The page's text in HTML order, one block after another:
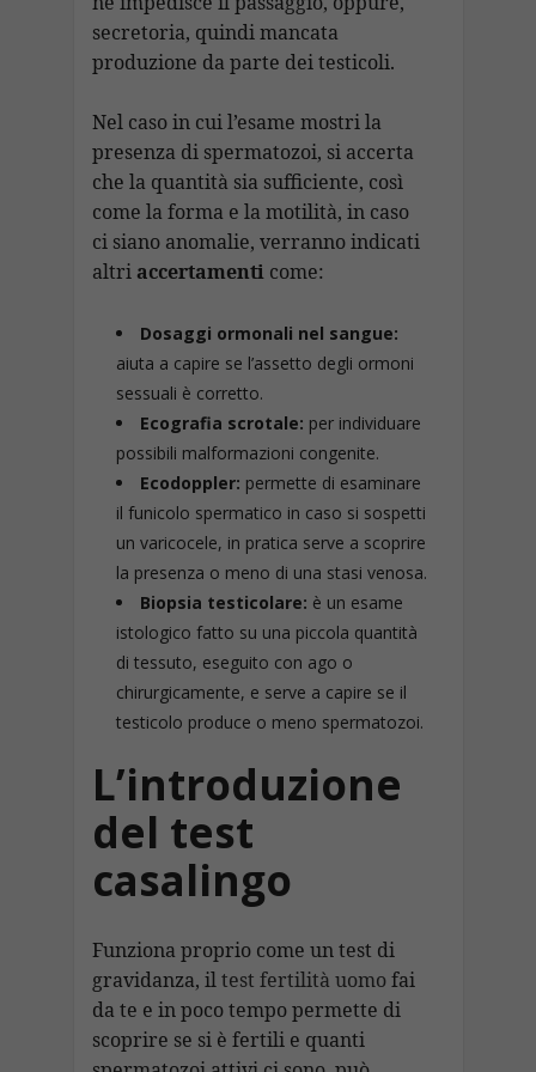
secretoria, quindi mancata
produzione da parte dei testicoli.
Nel caso in cui l’esame mostri la
presenza di spermatozoi, si accerta
che la quantità sia sufficiente, così
come la forma e la motilità, in caso
ci siano anomalie, verranno indicati
altri accertamenti come:
Dosaggi ormonali nel sangue:
aiuta a capire se l’assetto degli ormoni
sessuali è corretto.
Ecografia scrotale: per individuare
possibili malformazioni congenite.
Ecodoppler: permette di esaminare
il funicolo spermatico in caso si sospetti
un varicocele, in pratica serve a scoprire
la presenza o meno di una stasi venosa.
Biopsia testicolare: è un esame
istologico fatto su una piccola quantità
di tessuto, eseguito con ago o
chirurgicamente, e serve a capire se il
testicolo produce o meno spermatozoi.
L’introduzione
del test
casalingo
Funziona proprio come un test di
gravidanza, iltest fertilità uomofai
da te e in poco tempo permette di
scoprire se si è fertili e quanti